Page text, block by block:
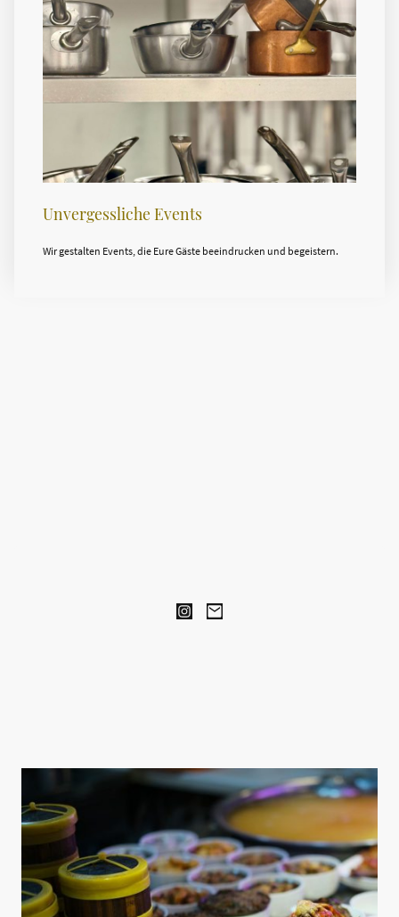
Unvergessliche Events
Wir gestalten Events, die Eure Gäste beeindrucken und begeistern.